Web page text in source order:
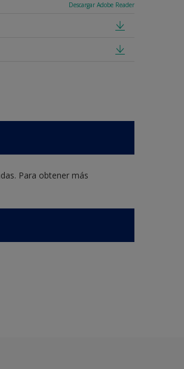
Descargar Adobe Reader
Para obtener más